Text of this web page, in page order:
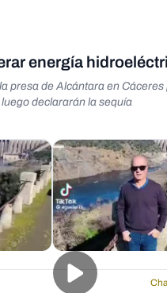
energía
presa de Alcántara en Cáceres
declararán la sequía